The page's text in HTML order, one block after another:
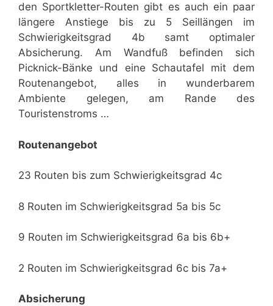
den Sportkletter-Routen gibt es auch ein paar
längere Anstiege bis zu 5 Seillängen im
Schwierigkeitsgrad 4b samt optimaler
Absicherung. Am Wandfuß befinden sich
Picknick-Bänke und eine Schautafel mit dem
Routenangebot, alles in wunderbarem
Ambiente gelegen, am Rande des
Touristenstroms …
Routenangebot
23 Routen bis zum Schwierigkeitsgrad 4c
8 Routen im Schwierigkeitsgrad 5a bis 5c
9 Routen im Schwierigkeitsgrad 6a bis 6b+
2 Routen im Schwierigkeitsgrad 6c bis 7a+
Absicherung